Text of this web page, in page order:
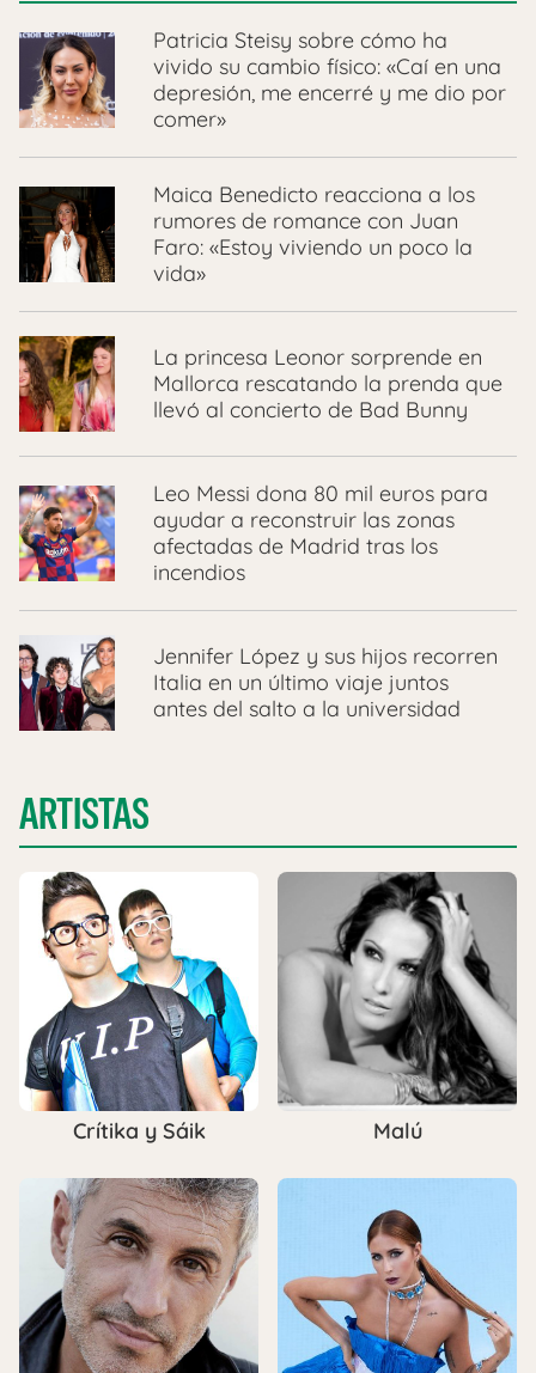
Patricia Steisy sobre cómo ha
vivido su cambio físico: «Caí en una
depresión, me encerré y me dio por
comer»
Maica Benedicto reacciona a los
rumores de romance con Juan
Faro: «Estoy viviendo un poco la
vida»
La princesa Leonor sorprende en
Mallorca rescatando la prenda que
llevó al concierto de Bad Bunny
Leo Messi dona 80 mil euros para
ayudar a reconstruir las zonas
afectadas de Madrid tras los
incendios
Jennifer López y sus hijos recorren
Italia en un último viaje juntos
antes del salto a la universidad
ARTISTAS
Crítika y Sáik Malú